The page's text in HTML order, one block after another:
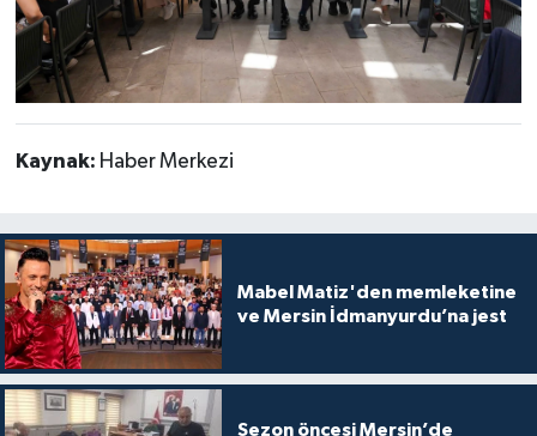
Kaynak: Haber Merkezi
Mabel Matiz'den memleketine
ve Mersin İdmanyurdu’na jest
Sezon öncesi Mersin’de